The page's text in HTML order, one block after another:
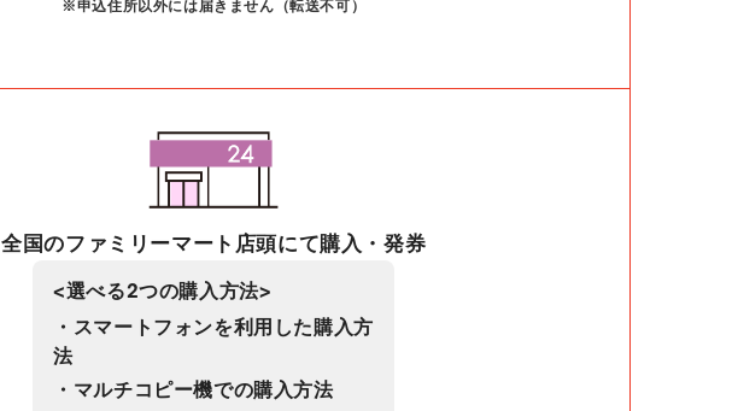
※申込住所以外には届きません（転送不可）
全国のファミリーマート店頭にて購入・発券
<選べる2つの購入方法>
・スマートフォンを利用した購入方
法
・マルチコピー機での購入方法